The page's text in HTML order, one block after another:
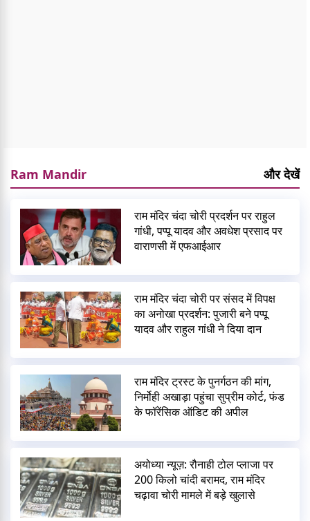
Ram Mandir और देखें
राम मंदिर चंदा चोरी प्रदर्शन पर राहुल
गांधी, पप्पू यादव और अवधेश प्रसाद पर
वाराणसी में एफआईआर
राम मंदिर चंदा चोरी पर संसद में विपक्ष
का अनोखा प्रदर्शन: पुजारी बने पप्पू
यादव और राहुल गांधी ने दिया दान
राम मंदिर ट्रस्ट के पुनर्गठन की मांग,
निर्मोही अखाड़ा पहुंचा सुप्रीम कोर्ट, फंड
के फॉरेंसिक ऑडिट की अपील
अयोध्या न्यूज़: रौनाही टोल प्लाजा पर
200 किलो चांदी बरामद, राम मंदिर
चढ़ावा चोरी मामले में बड़े खुलासे